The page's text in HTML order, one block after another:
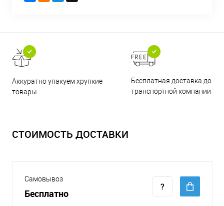
Аккуратно упакуем хрупкие
товары
Бесплатная доставка до
транспортной компании
СТОИМОСТЬ ДОСТАВКИ
Самовывоз
Бесплатно